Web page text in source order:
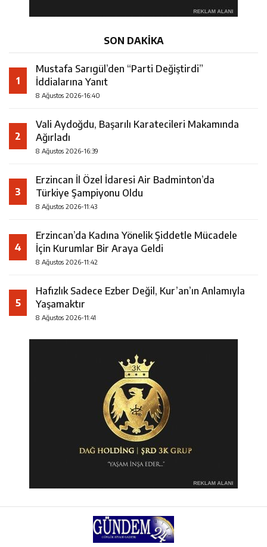
SON DAKİKA
1
Mustafa Sarıgül’den “Parti Değiştirdi”
İddialarına Yanıt
8 Ağustos 2026-16:40
2
Vali Aydoğdu, Başarılı Karatecileri Makamında
Ağırladı
8 Ağustos 2026-16:39
3
Erzincan İl Özel İdaresi Air Badminton’da
Türkiye Şampiyonu Oldu
8 Ağustos 2026-11:43
4
Erzincan’da Kadına Yönelik Şiddetle Mücadele
İçin Kurumlar Bir Araya Geldi
8 Ağustos 2026-11:42
5
Hafızlık Sadece Ezber Değil, Kur’an’ın Anlamıyla
Yaşamaktır
8 Ağustos 2026-11:41